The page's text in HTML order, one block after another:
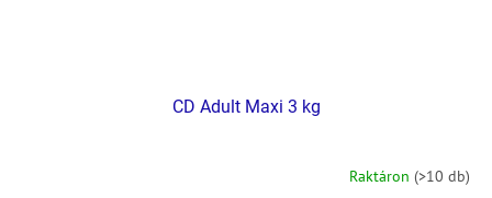
CD Adult Maxi 3 kg
Raktáron (>10 db)